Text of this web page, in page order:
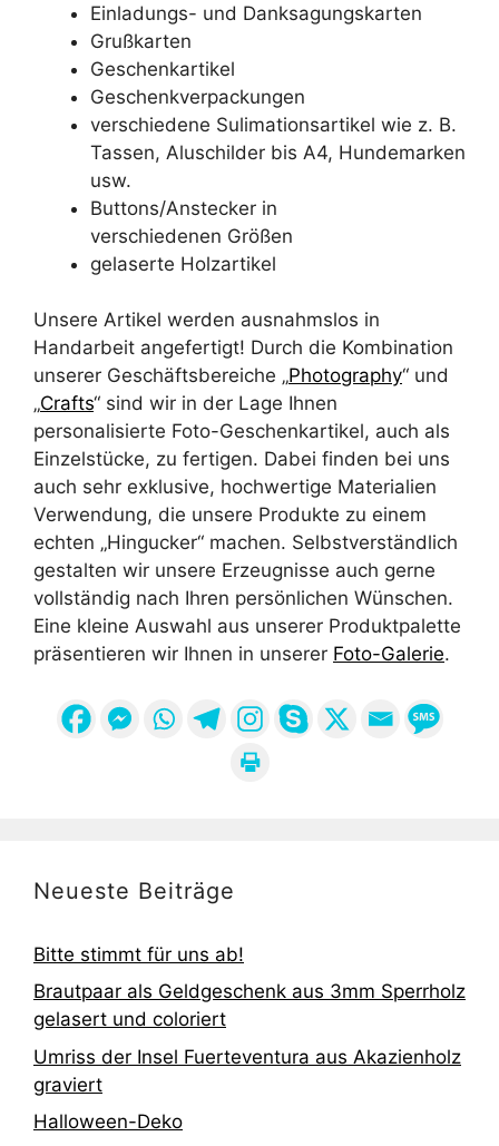
Einladungs- und Danksagungskarten
Grußkarten
Geschenkartikel
Geschenkverpackungen
verschiedene Sulimationsartikel wie z. B.
Tassen, Aluschilder bis A4, Hundemarken
usw.
Buttons/Anstecker in
verschiedenen Größen
gelaserte Holzartikel
Unsere Artikel werden ausnahmslos in
Handarbeit angefertigt! Durch die Kombination
unserer Geschäftsbereiche „Photography“ und
„Crafts“ sind wir in der Lage Ihnen
personalisierte Foto-Geschenkartikel, auch als
Einzelstücke, zu fertigen. Dabei finden bei uns
auch sehr exklusive, hochwertige Materialien
Verwendung, die unsere Produkte zu einem
echten „Hingucker“ machen. Selbstverständlich
gestalten wir unsere Erzeugnisse auch gerne
vollständig nach Ihren persönlichen Wünschen.
Eine kleine Auswahl aus unserer Produktpalette
präsentieren wir Ihnen in unserer Foto-Galerie.
Neueste Beiträge
Bitte stimmt für uns ab!
Brautpaar als Geldgeschenk aus 3mm Sperrholz
gelasert und coloriert
Umriss der Insel Fuerteventura aus Akazienholz
graviert
Halloween-Deko